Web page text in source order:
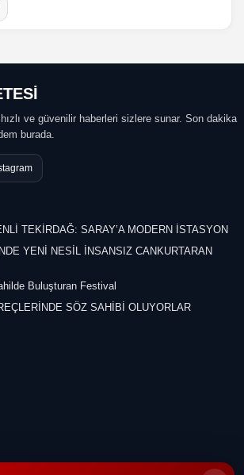
ve güvenilir haberleri sizlere sunar. Son dakika
burada.
TEKİRDAĞ: SARAY’A MODERN İSTASYON
YENİ NESİL İNSANSIZ CANKURTARAN
Buluşturan Festival
SÖZ SAHİBİ OLUYORLAR